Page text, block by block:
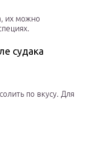
их можно
судака
по вкусу. Для